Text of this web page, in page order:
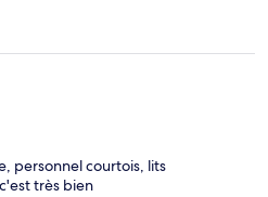
personnel courtois, lits
très bien